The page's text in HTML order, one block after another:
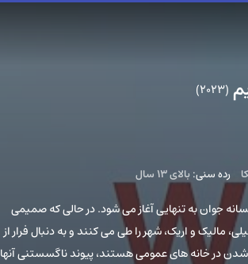
(2023)
رده سنی:بالای ۱۳ سال
دو افسانه جوان به تنهایی آغاز می شود. در حالی که صمیمی
مالیک و اریک، شهر را طی می کنند و به دنبال فرار از
در خانه های عمومی هستند، پیوند ناگسستنی آنها